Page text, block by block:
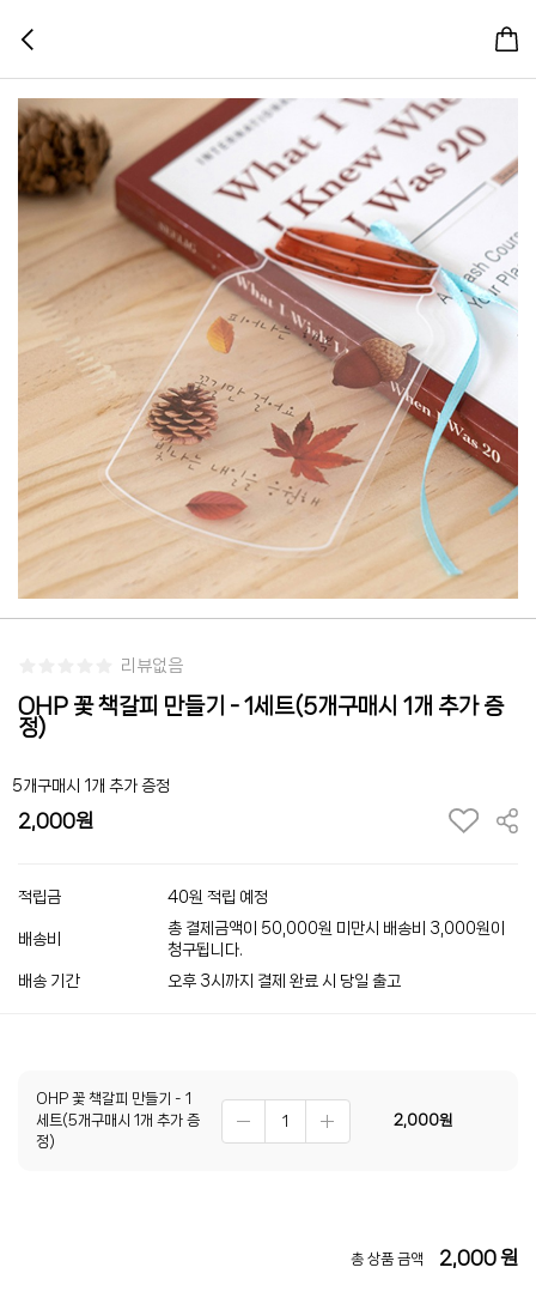
리뷰없음
OHP 꽃 책갈피 만들기 - 1세트(5개구매시 1개 추가 증
정)
5개구매시 1개 추가 증정
2,000
적립금 40원 적립 예정
배송비
총 결제금액이 50,000원 미만시 배송비 3,000원이
청구됩니다.
배송 기간
오후 3시까지 결제 완료 시 당일 출고
OHP 꽃 책갈피 만들기 - 1
세트(5개구매시 1개 추가 증
정)
2,000원
총 상품 금액 2,000원